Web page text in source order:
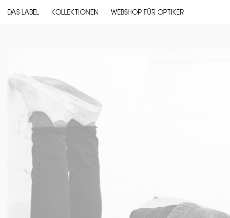
DAS LABEL KOLLEKTIONEN WEBSHOP FÜR OPTIKER